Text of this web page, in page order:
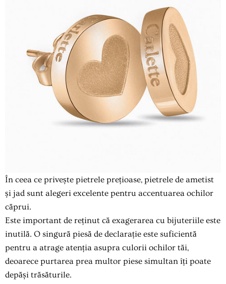
În ceea ce privește pietrele prețioase, pietrele de ametist
și jad sunt alegeri excelente pentru accentuarea ochilor
căprui.
Este important de reținut că exagerarea cu bijuteriile este
inutilă. O singură piesă de declarație este suficientă
pentru a atrage atenția asupra culorii ochilor tăi,
deoarece purtarea prea multor piese simultan îți poate
depăși trăsăturile.